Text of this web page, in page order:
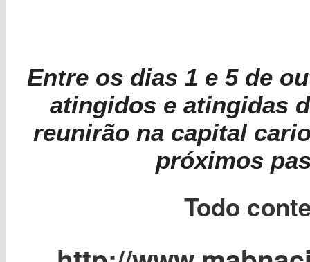
Entre os dias 1 e 5 de
atingidos e atingidas
reunirão na capital
próximos
Todo